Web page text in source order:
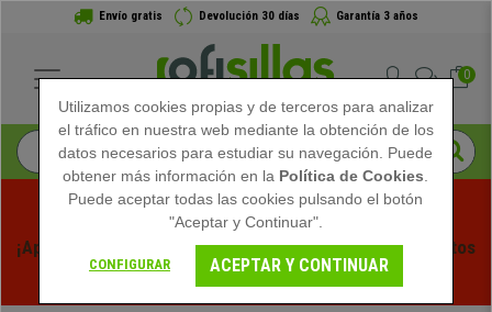
Envío gratis Devolución 30 días Garantía 3 años
0
¡Aprovecha las Rebajas de Verano en Ofisillas! Descuentos
Exclusivos por Tiempo Limitado - Ver Promo
Utilizamos cookies propias y de terceros para analizar
el tráfico en nuestra web mediante la obtención de los
datos necesarios para estudiar su navegación. Puede
obtener más información en la Política de Cookies
Puede aceptar todas las cookies pulsando el botón
"Aceptar y Continuar".
CONFIGURAR ACEPTAR Y CONTINUAR